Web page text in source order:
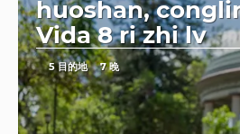
huoshan,
Vida 8 ri zhi lv
5 目的地 7 晚